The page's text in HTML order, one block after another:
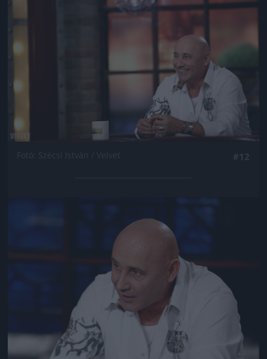
Jön még kép!